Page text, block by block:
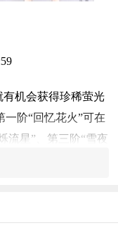
机会获得珍稀萤光
一阶“回忆花火”可在
流星”、第三阶“雪夜